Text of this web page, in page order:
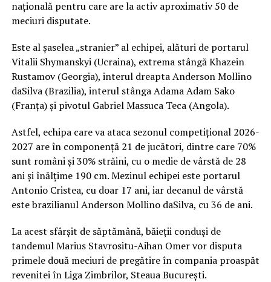
națională pentru care are la activ aproximativ 50 de
meciuri disputate.
Este al șaselea „stranier” al echipei, alături de portarul
Vitalii Shymanskyi (Ucraina), extrema stângă Khazein
Rustamov (Georgia), interul dreapta Anderson Mollino
daSilva (Brazilia), interul stânga Adama Adam Sako
(Franța) și pivotul Gabriel Massuca Teca (Angola).
Astfel, echipa care va ataca sezonul competițional 2026-
2027 are în componență 21 de jucători, dintre care 70%
sunt români și 30% străini, cu o medie de vârstă de 28
ani și înălțime 190 cm. Mezinul echipei este portarul
Antonio Cristea, cu doar 17 ani, iar decanul de vârstă
este brazilianul Anderson Mollino daSilva, cu 36 de ani.
La acest sfârșit de săptămână, băieții conduși de
tandemul Marius Stavrositu-Aihan Omer vor disputa
primele două meciuri de pregătire în compania proaspăt
revenitei în Liga Zimbrilor, Steaua București.